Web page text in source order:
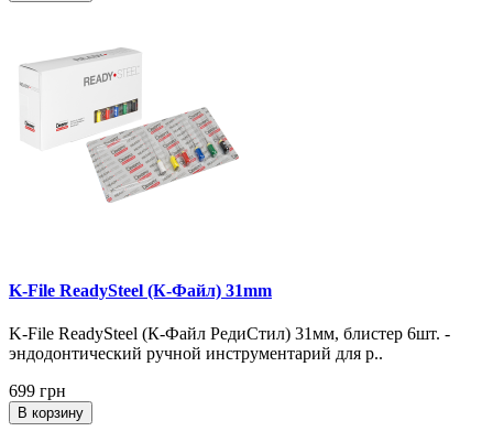
K-File ReadySteel (К-Файл) 31mm
K-File ReadySteel (К-Файл РедиСтил) 31мм, блистер 6шт. -
эндодонтический ручной инструментарий для р..
699 грн
В корзину